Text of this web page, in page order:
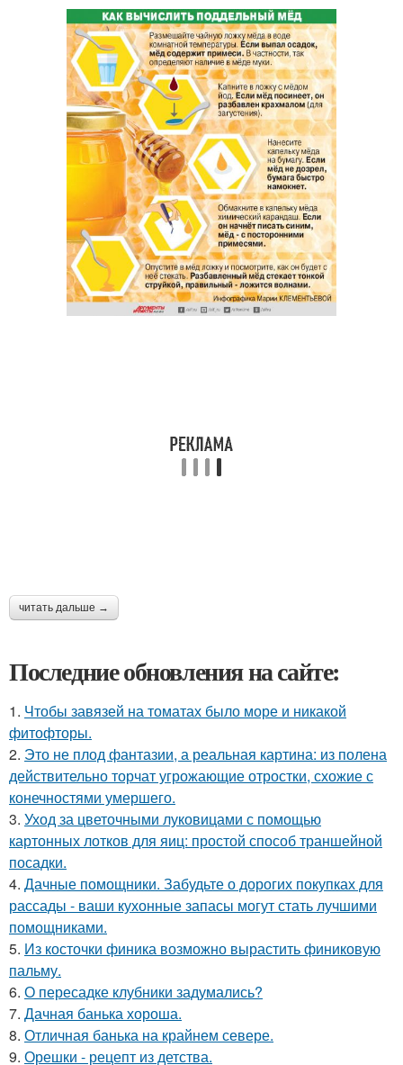
читать дальше →
Последние обновления на сайте:
1. Чтобы завязей на томатах было море и никакой
фитофторы.
2. Это не плод фантазии, а реальная картина: из полена
действительно торчат угрожающие отростки, схожие с
конечностями умершего.
3. Уход за цветочными луковицами с помощью
картонных лотков для яиц: простой способ траншейной
посадки.
4. Дачные помощники. Забудьте о дорогих покупках для
рассады - ваши кухонные запасы могут стать лучшими
помощниками.
5. Из косточки финика возможно вырастить финиковую
пальму.
6. О пересадке клубники задумались?
7. Дачная банька хороша.
8. Отличная банька на крайнем севере.
9. Орешки - рецепт из детства.